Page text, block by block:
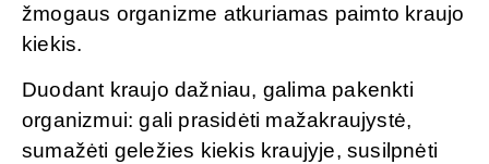
žmogaus organizme atkuriamas paimto kraujo
kiekis.
Duodant kraujo dažniau, galima pakenkti
organizmui: gali prasidėti mažakraujystė,
sumažėti geležies kiekis kraujyje, susilpnėti